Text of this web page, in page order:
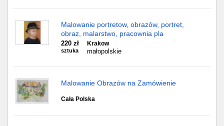
Malowanie portretow, obrazów, portret,
obraz, malarstwo, pracownia pla
220 zł
sztuka
Krakow
małopolskie
Malowanie Obrazów na Zamówienie
Cała Polska